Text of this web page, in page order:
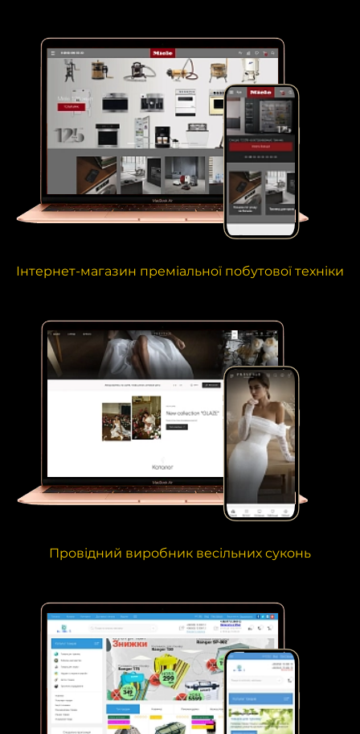
Інтернет-магазин преміальної побутової техніки
Провідний виробник весільних суконь